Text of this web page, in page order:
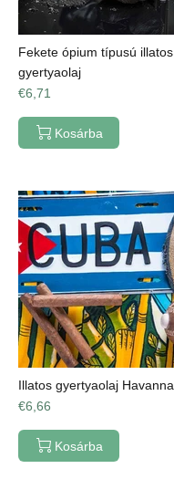
Fekete ópium típusú illatos
gyertyaolaj
€6,71
Kosárba
Illatos gyertyaolaj Havanna
€6,66
Kosárba